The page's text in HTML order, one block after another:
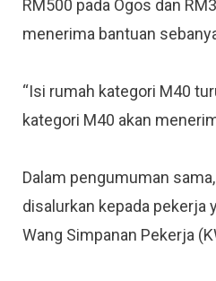
RM500 pada Ogos dan
menerima bantuan
“Isi rumah kategori M40
kategori M40 akan
Dalam pengumuman
disalurkan kepada pekerja
Wang Simpanan Pekerja